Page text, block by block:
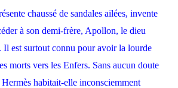
chaussé de sandales ailées, invente
à son demi-frère, Apollon, le dieu
Il est surtout connu pour avoir la lourde
morts vers les Enfers. Sans aucun doute
habitait-elle inconsciemment